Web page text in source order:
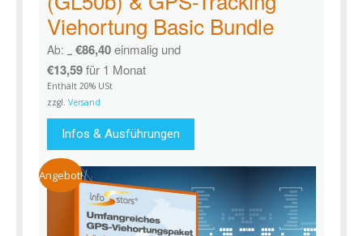
Viehortung Basic Bundle
Ab: €86,40einmalig und
€13,59für 1 Monat
Enthält 20% USt
zzgl. Versand
Infos & Ausführungen
Angebot!